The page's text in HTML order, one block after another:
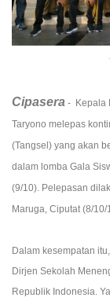
Cipasera - Kepala
Taryono melepas
(Tangsel) yang akan
dalam lomba Gala
(9/10). Pelepasan
Maruga, Ciputat (8/10/
Dalam kesempatan
Dirjen Sekolah
Republik Indonesia.